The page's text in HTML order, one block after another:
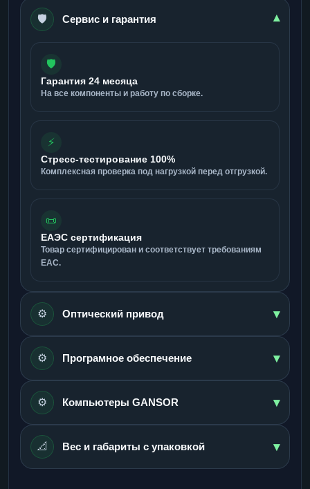
🛡️ Сервис и гарантия ▾
🛡️
Гарантия 24 месяца
На все компоненты и работу по сборке.
⚡
Стресс-тестирование 100%
Комплексная проверка под нагрузкой перед отгрузкой.
📜
ЕАЭС сертификация
Товар сертифицирован и соответствует требованиям
ЕАС.
⚙️ Оптический привод ▾
⚙️ Програмное обеспечение ▾
⚙️ Компьютеры GANSOR ▾
📐 Вес и габариты с упаковкой ▾